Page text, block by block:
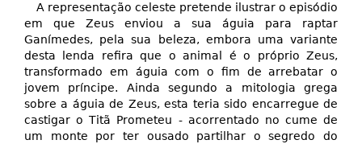
A representação celeste pretende ilustrar o episódio
em que Zeus enviou a sua águia para raptar
Ganímedes, pela sua beleza, embora uma variante
desta lenda refira que o animal é o próprio Zeus,
transformado em águia com o fim de arrebatar o
jovem príncipe. Ainda segundo a mitologia grega
sobre a águia de Zeus, esta teria sido encarregue de
castigar o Titã Prometeu - acorrentado no cume de
um monte por ter ousado partilhar o segredo do